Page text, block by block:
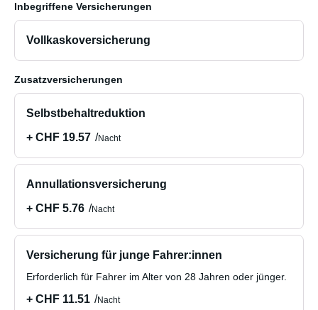
Inbegriffene Versicherungen
Vollkaskoversicherung
Zusatzversicherungen
Selbstbehaltreduktion
+ CHF 19.57
Nacht
Annullationsversicherung
+ CHF 5.76
Nacht
Versicherung für junge Fahrer:innen
Erforderlich für Fahrer im Alter von 28 Jahren oder jünger.
+ CHF 11.51 Nacht